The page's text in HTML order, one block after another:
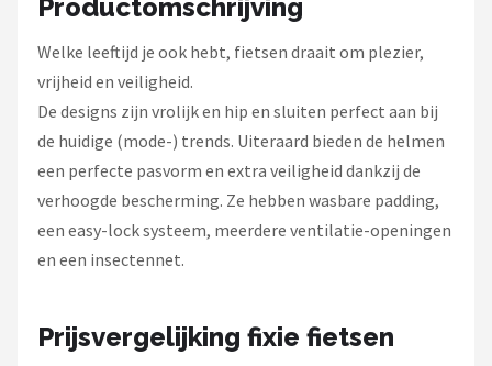
Voltano
Shimano
Cortina
Alle merken →
Productomschrijving
Welke leeftijd je ook hebt, fietsen draait om plezier,
vrijheid en veiligheid.
De designs zijn vrolijk en hip en sluiten perfect aan bij
de huidige (mode-) trends. Uiteraard bieden de helmen
een perfecte pasvorm en extra veiligheid dankzij de
verhoogde bescherming. Ze hebben wasbare padding,
een easy-lock systeem, meerdere ventilatie-openingen
en een insectennet.
Prijsvergelijking fixie fietsen